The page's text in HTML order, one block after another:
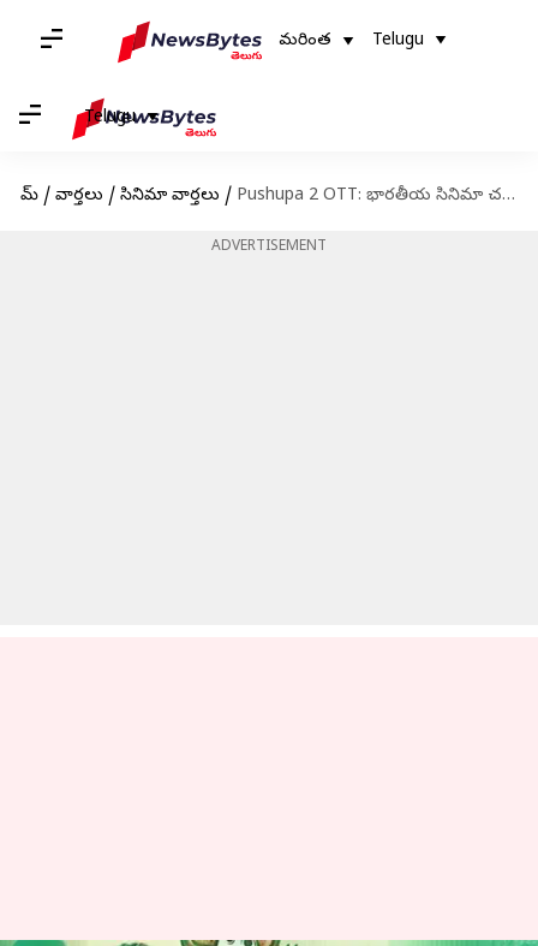
మరింత Telugu
Telugu
హోమ్ / వార్తలు / సినిమా వార్తలు / Pushupa 2 OTT: భారతీయ సినిమా చరిత్రలో పుష్ప 2 రికార్డు!.. ఈ ప్రాజెక్టుకు కళ్లు చెదిరే ఓటీటీ డీల్
ADVERTISEMENT